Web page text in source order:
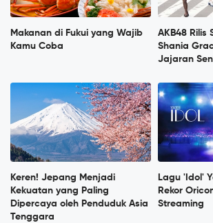
Makanan di Fukui yang Wajib
Kamu Coba
AKB48 Rilis
Shania
Jajaran
Keren! Jepang Menjadi
Kekuatan yang Paling
Dipercaya oleh Penduduk Asia
Tenggara
Lagu 'Idol'
Rekor
Streaming